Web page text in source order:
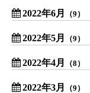
2022年6月 （9）
2022年5月 （9）
2022年4月 （8）
2022年3月 （9）